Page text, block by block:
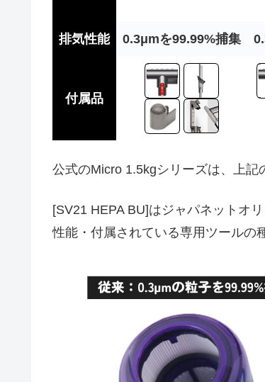
排気性能 0.3μmを99.99%捕集
付属品
公式のMicro 1.5kgシリーズは、上記
[SV21 HEPA BU]はジャパネットオ
性能・付属されている専用ツールの